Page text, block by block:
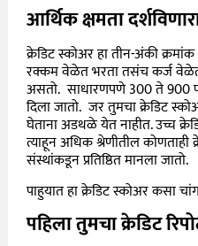
आर्थिक क्षमता
क्रेडिट स्कोअर हातीन-अंकी क्रमांक
रक्कम वेळेत भरता तसंच कर्ज वेळेत
असतो.साधारणपणे 300 ते 900
दिला जातो. जर तुमचा क्रेडिट
घेताना अडथळे येत नाहीत. उच्च
त्याहून अधिक श्रेणीतील कोणताही
संस्थांकडून प्रतिष्ठित मानला जातो.
पाहुयात हा क्रेडिट स्कोअर कसा
पहिला तुमचा क्रेडिट